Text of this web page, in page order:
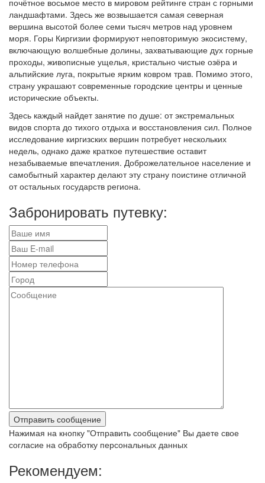
почётное восьмое место в мировом рейтинге стран с горными
ландшафтами. Здесь же возвышается самая северная
вершина высотой более семи тысяч метров над уровнем
моря. Горы Киргизии формируют неповторимую экосистему,
включающую волшебные долины, захватывающие дух горные
проходы, живописные ущелья, кристально чистые озёра и
альпийские луга, покрытые ярким ковром трав. Помимо этого,
страну украшают современные городские центры и ценные
исторические объекты.
Здесь каждый найдет занятие по душе: от экстремальных
видов спорта до тихого отдыха и восстановления сил. Полное
исследование киргизских вершин потребует нескольких
недель, однако даже краткое путешествие оставит
незабываемые впечатления. Доброжелательное население и
самобытный характер делают эту страну поистине отличной
от остальных государств региона.
Забронировать путевку:
Нажимая на кнопку "Отправить сообщение" Вы даете свое
согласие на обработку персональных данных
Рекомендуем: